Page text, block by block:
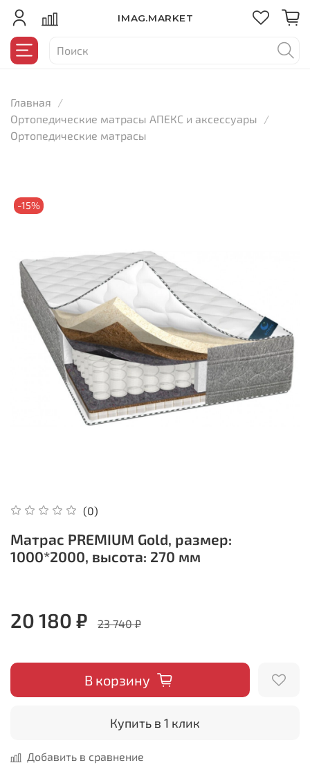
IMAG.MARKET
Главная
Ортопедические матрасы АПЕКС и аксессуары
Ортопедические матрасы
-15%
(0)
Матрас PREMIUM Gold, размер:
1000*2000, высота: 270 мм
20 180 ₽ 23 740 ₽
В корзину
Купить в 1 клик
Добавить в сравнение